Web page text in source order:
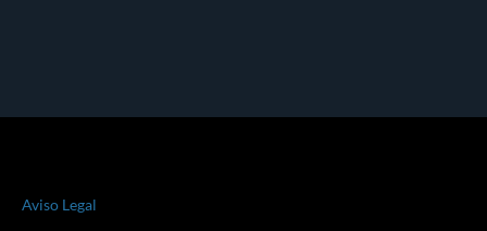
Aviso Legal